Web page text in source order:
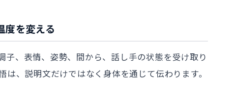
を変える
子、表情、姿勢、間から、話し手の状態を受け取り
は、説明文だけではなく身体を通じて伝わります。